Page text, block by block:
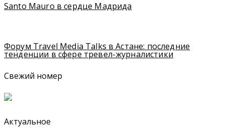
Santo Mauro в сердце Мадрида
Форум Travel Media Talks в Астане: последние
тенденции в сфере тревел-журналистики
Свежий номер
Актуальное